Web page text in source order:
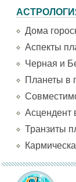
Дома
Аспекты
Черная и
Планеты в
Асцендент
Транзиты